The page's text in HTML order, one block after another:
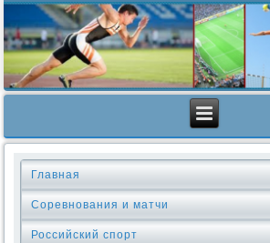
Главная
Соревнования и матчи
Российский спорт